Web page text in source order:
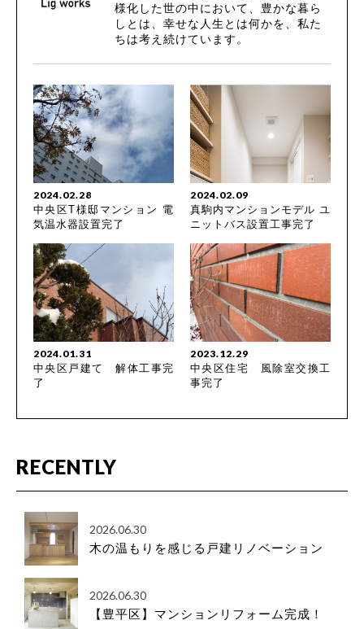
様化した世の中において、豊かな暮ら
しとは、幸せな人生とは何かを、私た
ちは考え続けています。
2024.02.28
中央区T様邸マンション 電
気温水器設置完了
2024.02.09
真駒内マンションモデル ユ
ニットバス設置工事完了
2024.01.31
中央区戸建て 解体工事完
了
2023.12.29
中央区住宅 風除室交換工
事完了
RECENTLY
2026.06.30
木の温もりを感じる戸建リノベーション
2026.06.30
【豊平区】マンションリフォーム完成！